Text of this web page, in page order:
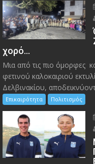
χορό…
Μια από τις πιο όμορφες
φετινού καλοκαιριού
Δελβινακίου,
Επικαιρότητα Πολιτισμός